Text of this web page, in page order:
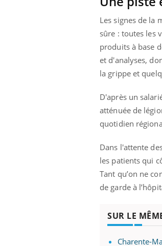
Les signes de la
sûre : toutes les
produits à base
et d'analyses,
la grippe et
D'après un
atténuée de
quotidien
Dans l'attente
les patients qui
Tant qu’on ne
de garde à
SUR LE
Charente-